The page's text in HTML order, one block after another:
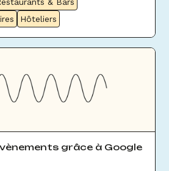
Hôteliers
grâce à Google